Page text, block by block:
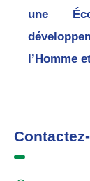
une
l’Homme